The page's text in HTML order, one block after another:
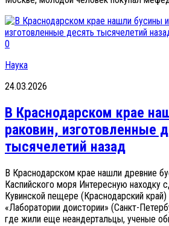
0
Наука
24.03.2026
В Краснодарском крае
раковин, изготовленные
тысячелетий назад
В Краснодарском крае нашли древние
Каспийского моря Интересную находку
Кувинской пещере (Краснодарский край)
«Лаборатории доистории» (Санкт-
где жили еще неандертальцы, ученые